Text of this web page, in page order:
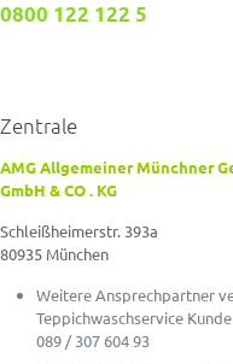
0800 122 122 5
Zentrale
AMG Allgemeiner Münchner
GmbH & CO . KG
Schleißheimerstr. 393a
80935 München
Weitere Ansprechpartner
Teppichwaschservice
089 / 307 604 93